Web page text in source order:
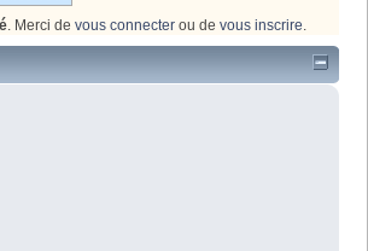
. Merci de vous connecter ou de vous inscrire.